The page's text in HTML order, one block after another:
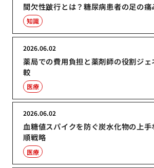
間欠性跛行とは？糖尿病患者の足の
知識
薬局での費用負担と薬剤師の役割ジ
較
2026.06.02
医療
血糖値スパイクを防ぐ炭水化物の上
順戦略
2026.06.02
医療